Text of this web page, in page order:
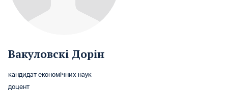
Вакуловскі Дорін
кандидат економічних наук
доцент